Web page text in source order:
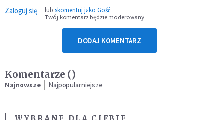
Zaloguj się lub skomentuj jako Gość
Twój komentarz będzie moderowany
DODAJ KOMENTARZ
Komentarze ()
Najnowsze Najpopularniejsze
WYBRANE DLA CIEBIE